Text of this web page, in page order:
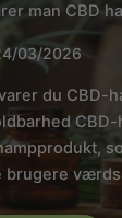
man CBD
03/2026
du CBD-
CBD-
brugere